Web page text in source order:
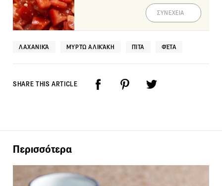
ΣΥΝΕΧΕΙΑ
ΛΑΧΑΝΙΚΆ ΜΥΡΤΏ ΑΛΙΚΆΚΗ ΠΊΤΑ ΦΈΤΑ
SHARE THIS ARTICLE
Περισσότερα